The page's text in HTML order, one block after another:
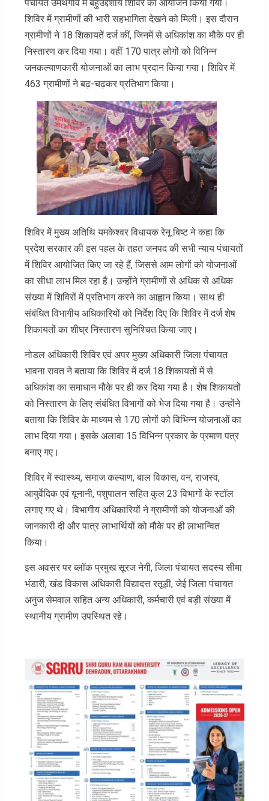
पंचायत उमथगांव में बहुउद्देशीय शिविर का आयोजन किया गया।
शिविर में ग्रामीणों की भारी सहभागिता देखने को मिली। इस दौरान
ग्रामीणों ने 18 शिकायतें दर्ज कीं, जिनमें से अधिकांश का मौके पर ही
निस्तारण कर दिया गया। वहीं 170 पात्र लोगों को विभिन्न
जनकल्याणकारी योजनाओं का लाभ प्रदान किया गया। शिविर में
463 ग्रामीणों ने बढ़-चढ़कर प्रतिभाग किया।
शिविर में मुख्य अतिथि यमकेश्वर विधायक रेनू बिष्ट ने कहा कि
प्रदेश सरकार की इस पहल के तहत जनपद की सभी न्याय पंचायतों
में शिविर आयोजित किए जा रहे हैं, जिससे आम लोगों को योजनाओं
का सीधा लाभ मिल रहा है। उन्होंने ग्रामीणों से अधिक से अधिक
संख्या में शिविरों में प्रतिभाग करने का आह्वान किया। साथ ही
संबंधित विभागीय अधिकारियों को निर्देश दिए कि शिविर में दर्ज शेष
शिकायतों का शीघ्र निस्तारण सुनिश्चित किया जाए।
नोडल अधिकारी शिविर एवं अपर मुख्य अधिकारी जिला पंचायत
भावना रावत ने बताया कि शिविर में दर्ज 18 शिकायतों में से
अधिकांश का समाधान मौके पर ही कर दिया गया है। शेष शिकायतों
को निस्तारण के लिए संबंधित विभागों को भेज दिया गया है। उन्होंने
बताया कि शिविर के माध्यम से 170 लोगों को विभिन्न योजनाओं का
लाभ दिया गया। इसके अलावा 15 विभिन्न प्रकार के प्रमाण पत्र
बनाए गए।
शिविर में स्वास्थ्य, समाज कल्याण, बाल विकास, वन, राजस्व,
आयुर्वेदिक एवं यूनानी, पशुपालन सहित कुल 23 विभागों के स्टॉल
लगाए गए थे। विभागीय अधिकारियों ने ग्रामीणों को योजनाओं की
जानकारी दी और पात्र लाभार्थियों को मौके पर ही लाभान्वित
किया।
इस अवसर पर ब्लॉक प्रमुख सूरज नेगी, जिला पंचायत सदस्य सीमा
भंडारी, खंड विकास अधिकारी विद्यादत्त रतूड़ी, जेई जिला पंचायत
अनुज सेमवाल सहित अन्य अधिकारी, कर्मचारी एवं बड़ी संख्या में
स्थानीय ग्रामीण उपस्थित रहे।